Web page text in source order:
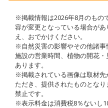
※掲載情報は2026年8月のもの
容が変更となっている場合が
え、おでかけください。
※自然災害の影響やその他諸事
施設の営業時間、植物の開花
あります。
※掲載されている画像は取材
ただき、提供されたものとな
禁止です。
※表示料金は消費税8％ないし